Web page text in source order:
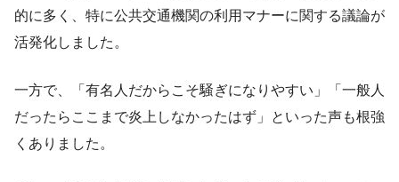
的に多く、特に公共交通機関の利用マナーに関する議論が
活発化しました。
一方で、「有名人だからこそ騒ぎになりやすい」「一般人
だったらここまで炎上しなかったはず」といった声も根強
くありました。